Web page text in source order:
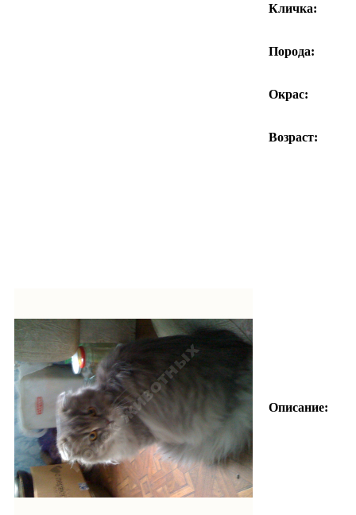
Кличка:
Порода:
Окрас:
Возраст:
Описание: